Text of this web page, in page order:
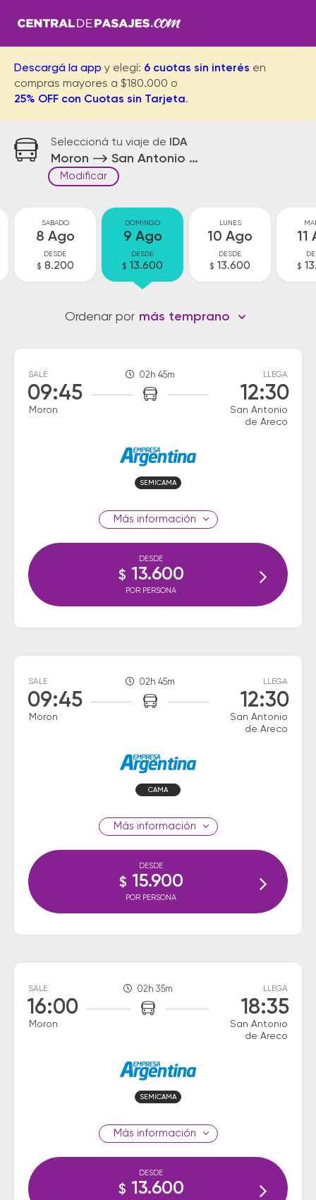
Descargá la app y elegí: 6 cuotas sin interés en
compras mayores a $180.000 o
25% OFF con Cuotas sin Tarjeta.
Seleccioná tu viaje de IDA
Moron San Antonio de Areco
Modificar
SABADO
8 Ago
DESDE
$ 8.200
DOMINGO
9 Ago
DESDE
$ 13.600
LUNES
10 Ago
DESDE
$ 13.600
11
$
Ordenar por más temprano
SALE
09:45
Moron
02h 45m LLEGA
12:30
San Antonio
de Areco
SEMICAMA
información
DESDE
$ 13.600
POR PERSONA
SALE
09:45
Moron
02h 45m LLEGA
12:30
San Antonio
de Areco
CAMA
información
DESDE
$ 15.900
POR PERSONA
SALE
16:00
Moron
02h 35m LLEGA
18:35
San Antonio
de Areco
SEMICAMA
información
DESDE
$ 13.600